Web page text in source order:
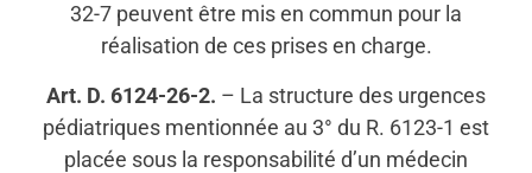
32-7 peuvent être mis en commun pour la
réalisation de ces prises en charge.
Art. D. 6124-26-2. – La structure des urgences
pédiatriques mentionnée au 3° du R. 6123-1 est
placée sous la responsabilité d’un médecin